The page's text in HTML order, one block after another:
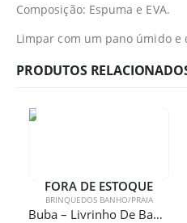
Composição: Espuma e EVA.
Limpar com um pano úmido
PRODUTOS
FORA DE ESTOQUE
BRINQUEDOS BANHO/PRAIA
Buba – Livrinho De Banho Animais Da Floresta